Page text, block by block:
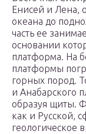
Енисей и Лена,
океана до
часть ее
основании
платформа. На
платформы
горных пород.
и Анабарского
образуя щиты.
как и Русской,
геологическое